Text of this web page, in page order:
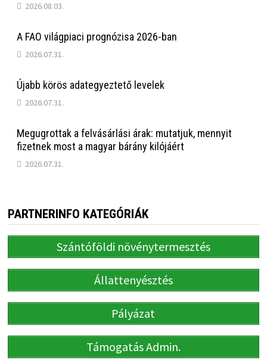
2026.08.03.
A FAO világpiaci prognózisa 2026-ban
2026.07.31.
Újabb körös adategyeztető levelek
2026.07.31.
Megugrottak a felvásárlási árak: mutatjuk, mennyit
fizetnek most a magyar bárány kilójáért
2026.07.31.
PARTNERINFO KATEGÓRIÁK
Szántóföldi növénytermesztés
Állattenyésztés
Pályázat
Támogatás Admin.